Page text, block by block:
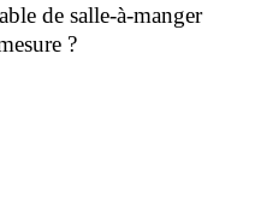
de salle-à-manger
?